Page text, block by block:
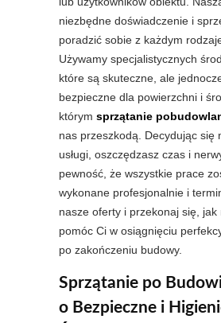
niezbędne doświadczenie i
poradzić sobie z każdym
Używamy specjalistycznych
które są skuteczne, ale
bezpieczne dla powierzchni i
którym sprzątanie
nas przeszkodą. Decydując się
usługi, oszczędzasz czas i
pewność, że wszystkie prace
wykonane profesjonalnie i
nasze oferty i przekonaj się, jak
pomóc Ci w osiągnięciu
po zakończeniu budowy.
Sprzątanie po
o Bezpieczne i